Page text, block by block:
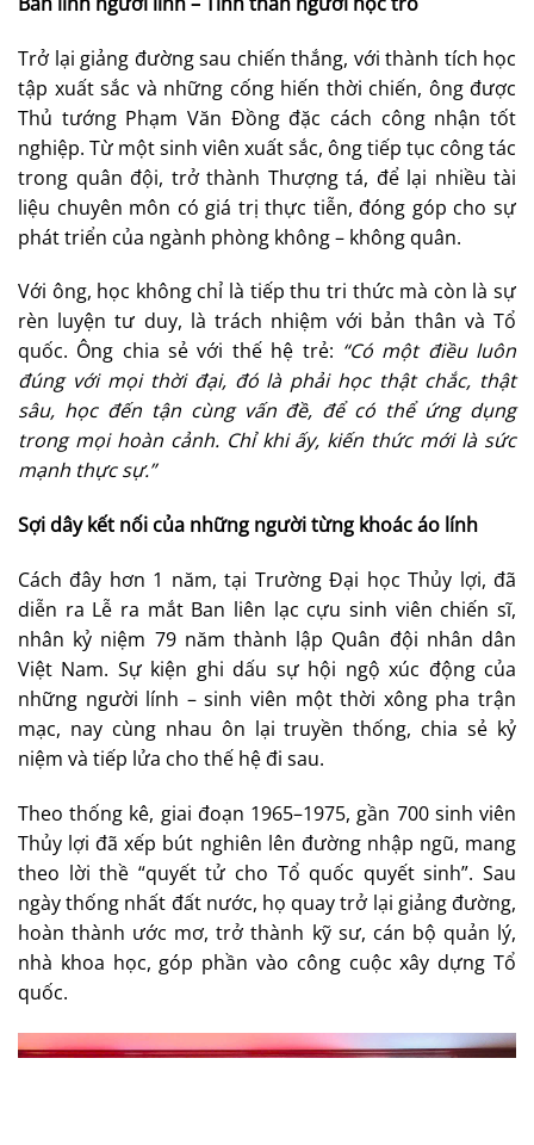
Trở lại giảng đường sau chiến thắng, với thành tích học
tập xuất sắc và những cống hiến thời chiến, ông được
Thủ tướng Phạm Văn Đồng đặc cách công nhận tốt
nghiệp. Từ một sinh viên xuất sắc, ông tiếp tục công tác
trong quân đội, trở thành Thượng tá, để lại nhiều tài
liệu chuyên môn có giá trị thực tiễn, đóng góp cho sự
phát triển của ngành phòng không – không quân.
Với ông, học không chỉ là tiếp thu tri thức mà còn là sự
rèn luyện tư duy, là trách nhiệm với bản thân và Tổ
quốc. Ông chia sẻ với thế hệ trẻ: “Có một điều luôn
đúng với mọi thời đại, đó là phải học thật chắc, thật
sâu, học đến tận cùng vấn đề, để có thể ứng dụng
trong mọi hoàn cảnh. Chỉ khi ấy, kiến thức mới là sức
mạnh thực sự.”
Sợi dây kết nối của những người từng khoác áo lính
Cách đây hơn 1 năm, tại Trường Đại học Thủy lợi, đã
diễn ra Lễ ra mắt Ban liên lạc cựu sinh viên chiến sĩ,
nhân kỷ niệm 79 năm thành lập Quân đội nhân dân
Việt Nam. Sự kiện ghi dấu sự hội ngộ xúc động của
những người lính – sinh viên một thời xông pha trận
mạc, nay cùng nhau ôn lại truyền thống, chia sẻ kỷ
niệm và tiếp lửa cho thế hệ đi sau.
Theo thống kê, giai đoạn 1965–1975, gần 700 sinh viên
Thủy lợi đã xếp bút nghiên lên đường nhập ngũ, mang
theo lời thề “quyết tử cho Tổ quốc quyết sinh”. Sau
ngày thống nhất đất nước, họ quay trở lại giảng đường,
hoàn thành ước mơ, trở thành kỹ sư, cán bộ quản lý,
nhà khoa học, góp phần vào công cuộc xây dựng Tổ
quốc.